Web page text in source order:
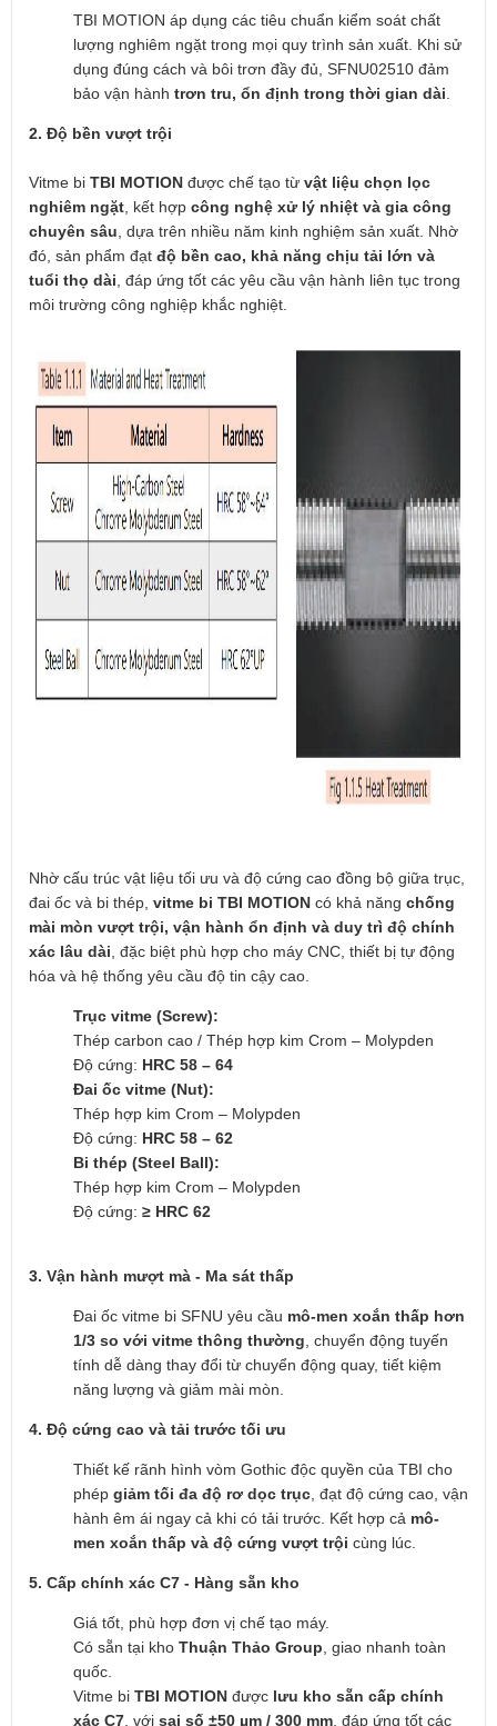
TBI MOTION áp dụng các tiêu chuẩn kiểm soát chất
lượng nghiêm ngặt trong mọi quy trình sản xuất. Khi sử
dụng đúng cách và bôi trơn đầy đủ, SFNU02510 đảm
bảo vận hành trơn tru, ổn định trong thời gian dài
2. Độ bền vượt trội
Vitme bi TBI MOTION được chế tạo từ vật liệu chọn lọc
nghiêm ngặt , kết hợp công nghệ xử lý nhiệt và gia công
chuyên sâu , dựa trên nhiều năm kinh nghiệm sản xuất. Nhờ
đó, sản phẩm đạt độ bền cao, khả năng chịu tải lớn và
tuổi thọ dài , đáp ứng tốt các yêu cầu vận hành liên tục trong
môi trường công nghiệp khắc nghiệt.
Nhờ cấu trúc vật liệu tối ưu và độ cứng cao đồng bộ giữa trục,
đai ốc và bi thép, vitme bi TBI MOTION có khả năng chống
mài mòn vượt trội, vận hành ổn định và duy trì độ chính
xác lâu dài , đặc biệt phù hợp cho máy CNC, thiết bị tự động
hóa và hệ thống yêu cầu độ tin cậy cao.
Trục vitme (Screw):
Thép carbon cao / Thép hợp kim Crom – Molypden
Độ cứng: HRC 58 – 64
Đai ốc vitme (Nut):
Thép hợp kim Crom – Molypden
Độ cứng: HRC 58 – 62
Bi thép (Steel Ball):
Thép hợp kim Crom – Molypden
Độ cứng: ≥ HRC 62
3. Vận hành mượt mà - Ma sát thấp
Đai ốc vitme bi SFNU yêu cầu mô-men xoắn thấp hơn
1/3 so với vitme thông thường , chuyển động tuyến
tính dễ dàng thay đổi từ chuyển động quay, tiết kiệm
năng lượng và giảm mài mòn.
4. Độ cứng cao và tải trước tối ưu
Thiết kế rãnh hình vòm Gothic độc quyền của TBI cho
phép giảm tối đa độ rơ dọc trục , đạt độ cứng cao, vận
hành êm ái ngay cả khi có tải trước. Kết hợp cả mô-
men xoắn thấp và độ cứng vượt trội cùng lúc.
5. Cấp chính xác C7 - Hàng sẵn kho
Giá tốt, phù hợp đơn vị chế tạo máy.
Có sẵn tại kho Thuận Thảo Group , giao nhanh toàn
quốc.
Vitme bi TBI MOTION được lưu kho sẵn cấp chính
xác C7 , với sai số ±50 µm / 300 mm , đáp ứng tốt các